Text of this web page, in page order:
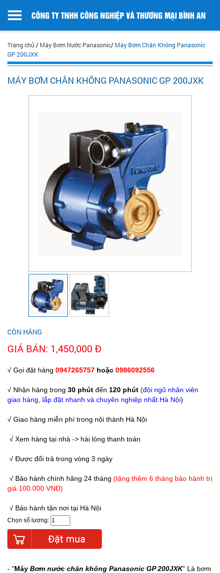
CÔNG TY TNHH CÔNG NGHIỆP VÀ THƯƠNG MẠI BÌNH AN
Trang chủ / Máy Bơm Nước Panasonic/ Máy Bơm Chân Không Panasonic
GP 200JXK
MÁY BƠM CHÂN KHÔNG PANASONIC GP 200JXK
CÒN HÀNG
GIÁ BÁN: 1,450,000 Đ
√ Gọi đặt hàng 0947265757 hoặc 0986092556
√ Nhận hàng trong 30 phút đến 120 phút (đội ngũ nhân viên
giao hàng, lắp đặt nhanh và chuyên nghiệp nhất Hà Nội)
√ Giao hàng miễn phí trong nội thành Hà Nội
√ Xem hàng tại nhà -> hài lòng thanh toán
√ Được đổi trả trong vòng 3 ngày
√ Bảo hành chính hãng 24 tháng (tặng thêm 6 tháng bảo hành trị
giá 100.000 VNĐ)
√ Bảo hành tận nơi tại Hà Nội
Chọn số lượng:
- "Máy Bơm nước chân không Panasonic GP 200JXK" Là bơm